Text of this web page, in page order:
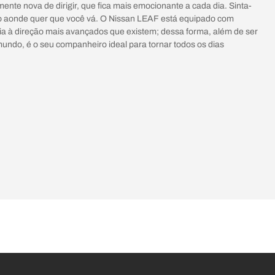
nova de dirigir, que fica mais emocionante a cada dia. Sinta-
quer que você vá. O Nissan LEAF está equipado com
à direção mais avançados que existem; dessa forma, além de ser
é o seu companheiro ideal para tornar todos os dias